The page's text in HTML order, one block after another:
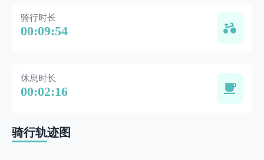
骑行时长
00:09:54
休息时长
00:02:16
骑行轨迹图